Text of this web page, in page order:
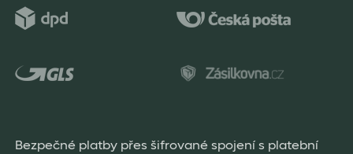
Bezpečné platby přes šifrované spojení s platební